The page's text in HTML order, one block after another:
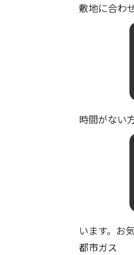
敷地に合わ
時間がない
います。お
都市ガス